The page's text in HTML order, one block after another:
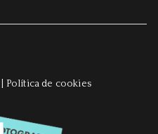
Política de cookies